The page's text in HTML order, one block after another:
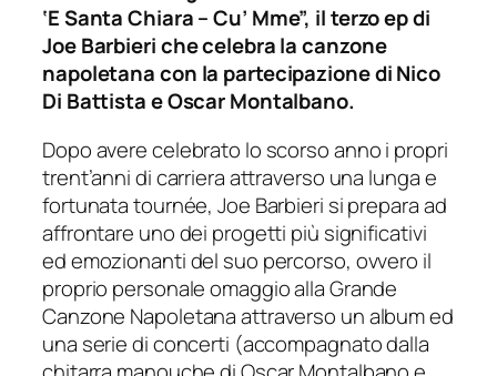
‘E Santa Chiara – Cu’ Mme”, il terzo ep di
Joe Barbieri che celebra la canzone
napoletana con la partecipazione di Nico
Di Battista e Oscar Montalbano.
Dopo avere celebrato lo scorso anno i propri
trent’anni di carriera attraverso una lunga e
fortunata tournée, Joe Barbieri si prepara ad
affrontare uno dei progetti più significativi
ed emozionanti del suo percorso, ovvero il
proprio personale omaggio alla Grande
Canzone Napoletana attraverso un album ed
una serie di concerti (accompagnato dalla